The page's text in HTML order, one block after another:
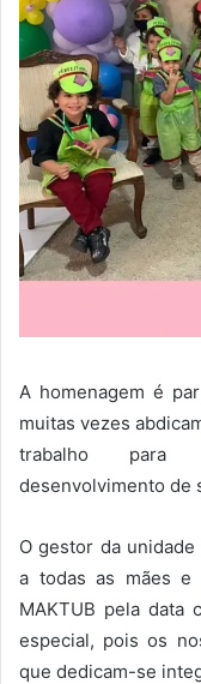
A homenagem é
muitas vezes
trabalho para
desenvolvimento de
O gestor da
a todas as mães e
MAKTUB pela data
especial, pois os
que dedicam-se